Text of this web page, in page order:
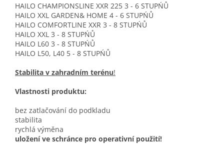
HAILO CHAMPIONSLINE XXR 225 3 - 6 STUPŃŮ
HAILO XXL GARDEN& HOME 4 - 6 STUPŃŮ
HAILO COMFORTLINE XXR 3 - 8 STUPŃŮ
HAILO XXL 3 - 8 STUPŃŮ
HAILO L60 3 - 8 STUPŃŮ
HAILO L50, L40 5 - 8 STUPŃŮ
Stabilita v zahradním terénu!
Vlastnosti produktu:
bez zatlačování do podkladu
stabilita
rychlá výměna
uložení ve schránce pro operativní použití!